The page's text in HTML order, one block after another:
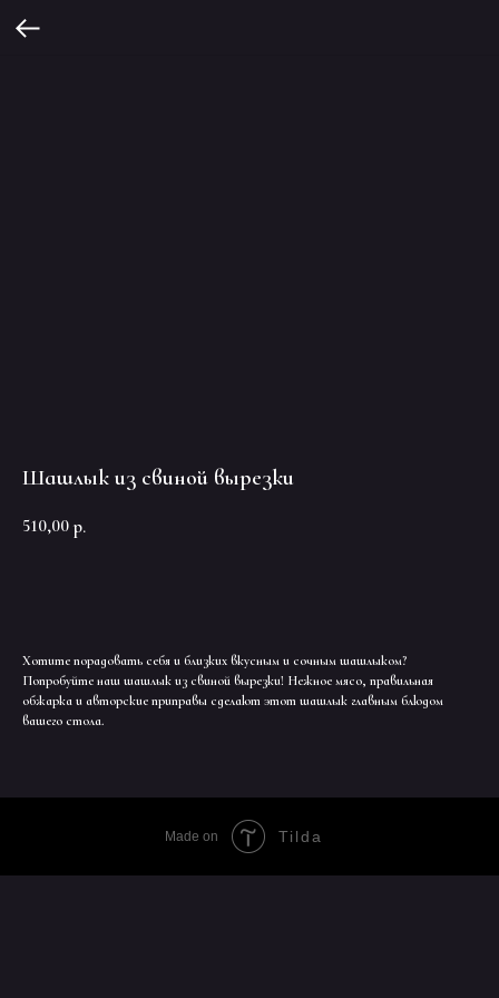
Шашлык из свиной вырезки
510,00 р.
Хотите порадовать себя и близких вкусным и сочным шашлыком?
Попробуйте наш шашлык из свиной вырезки! Нежное мясо, правильная
обжарка и авторские приправы сделают этот шашлык главным блюдом
вашего стола.
Made on Tilda